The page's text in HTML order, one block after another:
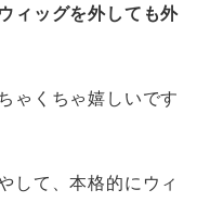
ィッグを外しても外
ゃくちゃ嬉しいです
して、本格的にウィ